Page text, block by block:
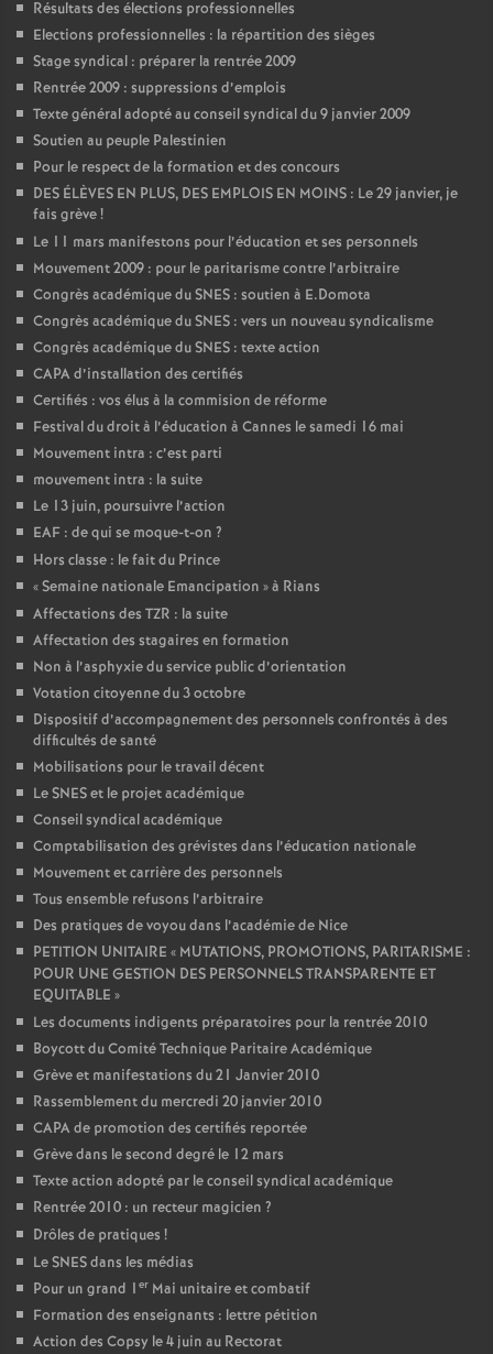
Résultats des élections professionnelles
Elections professionnelles : la répartition des sièges
Stage syndical : préparer la rentrée 2009
Rentrée 2009 : suppressions d’emplois
Texte général adopté au conseil syndical du 9 janvier 2009
Soutien au peuple Palestinien
Pour le respect de la formation et des concours
DES ÉLÈVES EN PLUS, DES EMPLOIS EN MOINS : Le 29 janvier, je
fais grève!
Le 11 mars manifestons pour l’éducation et ses personnels
Mouvement 2009 : pour le paritarisme contre l’arbitraire
Congrès académique du SNES : soutien à E.Domota
Congrès académique du SNES : vers un nouveau syndicalisme
Congrès académique du SNES : texte action
CAPA d’installation des certifiés
Certifiés : vos élus à la commision de réforme
Festival du droit à l’éducation à Cannes le samedi 16 mai
Mouvement intra : c’est parti
mouvement intra : la suite
Le 13 juin, poursuivre l’action
EAF : de qui se moque-t-on ?
Hors classe : le fait du Prince
«Semaine nationale Emancipation » à Rians
Affectations des TZR : la suite
Affectation des stagaires en formation
Non à l’asphyxie du service public d’orientation
Votation citoyenne du 3 octobre
Dispositif d’accompagnement des personnels confrontés à des
difficultés de santé
Mobilisations pour le travail décent
Le SNES et le projet académique
Conseil syndical académique
Comptabilisation des grévistes dans l’éducation nationale
Mouvement et carrière des personnels
Tous ensemble refusons l’arbitraire
Des pratiques de voyou dans l’académie de Nice
PETITION UNITAIRE « MUTATIONS, PROMOTIONS, PARITARISME :
POUR UNE GESTION DES PERSONNELS TRANSPARENTE ET
EQUITABLE »
Les documents indigents préparatoires pour la rentrée 2010
Boycott du Comité Technique Paritaire Académique
Grève et manifestations du 21 Janvier 2010
Rassemblement du mercredi 20 janvier 2010
CAPA de promotion des certifiés reportée
Grève dans le second degré le 12 mars
Texte action adopté par le conseil syndical académique
Rentrée 2010 : un recteur magicien ?
Drôles de pratiques !
Le SNES dans les médias
Pour un grand 1 er Mai unitaire et combatif
Formation des enseignants : lettre pétition
Action des Copsy le 4 juin au Rectorat